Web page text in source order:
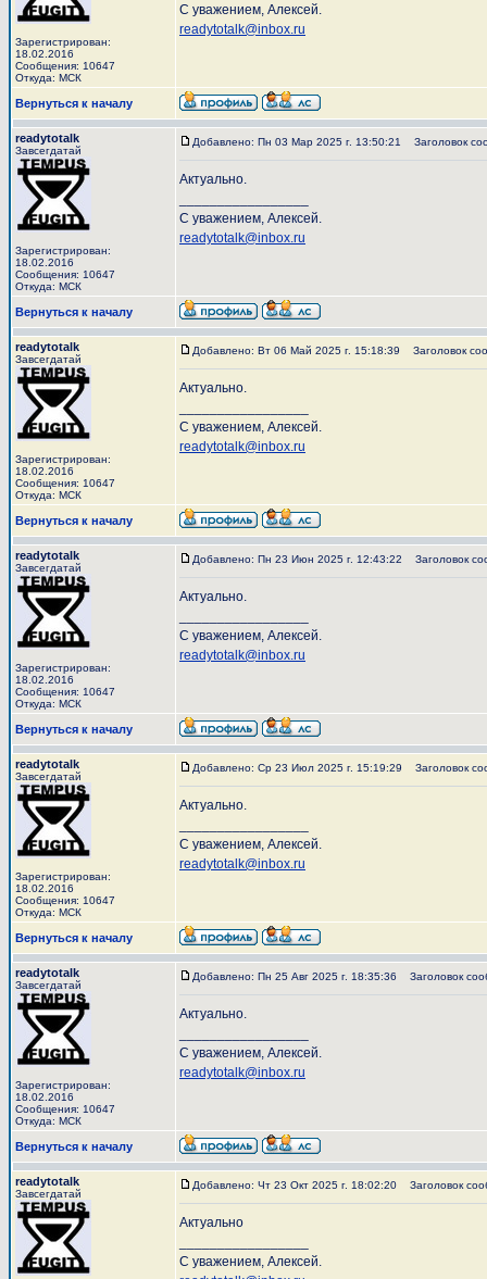
Зарегистрирован:
18.02.2016
Сообщения: 10647
Откуда: МСК
С уважением, Алексей.
readytotalk@inbox.ru
Вернуться к началу
readytotalk
Завсегдатай
Зарегистрирован:
18.02.2016
Сообщения: 10647
Откуда: МСК
Добавлено: Пн 03 Мар 2025 г. 13:50:21 Заголовок
Актуально.
С уважением, Алексей.
readytotalk@inbox.ru
Вернуться к началу
readytotalk
Завсегдатай
Зарегистрирован:
18.02.2016
Сообщения: 10647
Откуда: МСК
Добавлено: Вт 06 Май 2025 г. 15:18:39 Заголовок
Актуально.
С уважением, Алексей.
readytotalk@inbox.ru
Вернуться к началу
readytotalk
Завсегдатай
Зарегистрирован:
18.02.2016
Сообщения: 10647
Откуда: МСК
Добавлено: Пн 23 Июн 2025 г. 12:43:22 Заголовок
Актуально.
С уважением, Алексей.
readytotalk@inbox.ru
Вернуться к началу
readytotalk
Завсегдатай
Зарегистрирован:
18.02.2016
Сообщения: 10647
Откуда: МСК
Добавлено: Ср 23 Июл 2025 г. 15:19:29 Заголовок
Актуально.
С уважением, Алексей.
readytotalk@inbox.ru
Вернуться к началу
readytotalk
Завсегдатай
Зарегистрирован:
18.02.2016
Сообщения: 10647
Откуда: МСК
Добавлено: Пн 25 Авг 2025 г. 18:35:36 Заголовок
Актуально.
С уважением, Алексей.
readytotalk@inbox.ru
Вернуться к началу
readytotalk
Завсегдатай
Добавлено: Чт 23 Окт 2025 г. 18:02:20 Заголовок
Актуально
С уважением, Алексей.